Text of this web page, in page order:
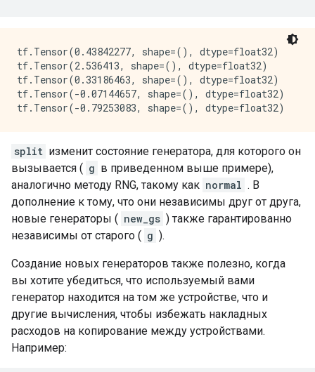
tf.Tensor(0.43842277, shape=(), dtype=float32)
tf.Tensor(2.536413, shape=(), dtype=float32)
tf.Tensor(0.33186463, shape=(), dtype=float32)
tf.Tensor(-0.07144657, shape=(), dtype=float32)
split изменит состояние генератора, для которого он
вызывается ( g в приведенном выше примере),
аналогично методу RNG, такому как normal . В
дополнение к тому, что они независимы друг от друга,
новые генераторы ( new_gs ) также гарантированно
независимы от старого ( g ).
Создание новых генераторов также полезно, когда
вы хотите убедиться, что используемый вами
генератор находится на том же устройстве, что и
другие вычисления, чтобы избежать накладных
расходов на копирование между устройствами.
Например: